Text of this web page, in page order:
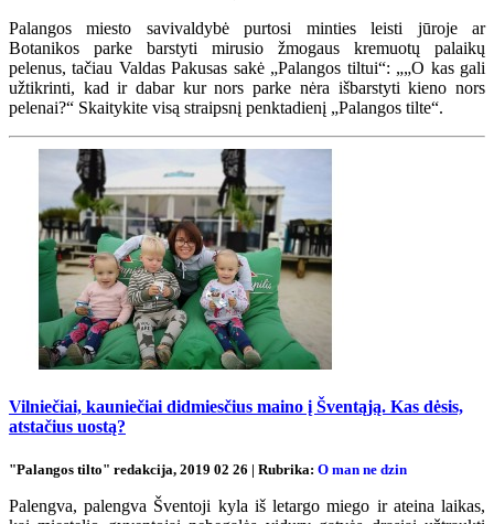
Palangos miesto savivaldybė purtosi minties leisti jūroje ar
Botanikos parke barstyti mirusio žmogaus kremuotų palaikų
pelenus, tačiau Valdas Pakusas sakė „Palangos tiltui“: „„O kas gali
užtikrinti, kad ir dabar kur nors parke nėra išbarstyti kieno nors
pelenai?“ Skaitykite visą straipsnį penktadienį „Palangos tilte“.
Vilniečiai, kauniečiai didmiesčius maino į Šventąją. Kas dėsis,
atstačius uostą?
"Palangos tilto" redakcija, 2019 02 26 | Rubrika: O man ne dzin
Palengva, palengva Šventoji kyla iš letargo miego ir ateina laikas,